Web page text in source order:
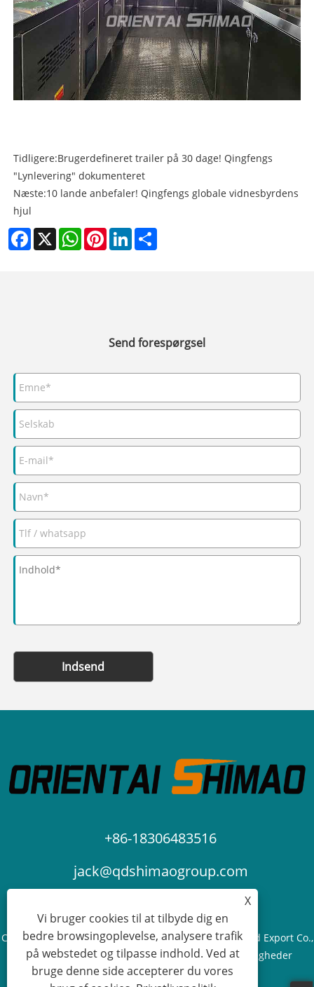
Tidligere:Brugerdefineret trailer på 30 dage! Qingfengs
"Lynlevering" dokumenteret
Næste:10 lande anbefaler! Qingfengs globale vidnesbyrdens
hjul
Facebook
X WhatsAppPinterestLinkedIn
Send forespørgsel
Indsend
+86-18306483516
jack@qdshimaogroup.com
Copyright © 2023 Qingdao Oriental Shimao Import and Export Co.,
Ltd. - Food Truck, Food Trailer, Food Cart - Alle rettigheder
forbeholdes.
X
Vi bruger cookies til at tilbyde dig en
bedre browsingoplevelse, analysere trafik
på webstedet og tilpasse indhold. Ved at
bruge denne side accepterer du vores